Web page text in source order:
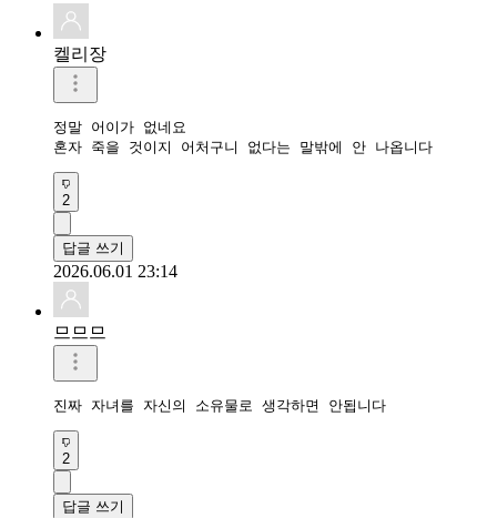
켈리장
정말 어이가 없네요
혼자 죽을 것이지 어처구니 없다는 말밖에 안 나옵니다
2
답글 쓰기
2026.06.01 23:14
므므므
진짜 자녀를 자신의 소유물로 생각하면 안됩니다
2
답글 쓰기